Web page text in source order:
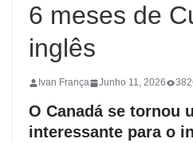
6 meses de
inglês
Ivan França Junho 11, 2026
O Canadá se tornou
interessante para o